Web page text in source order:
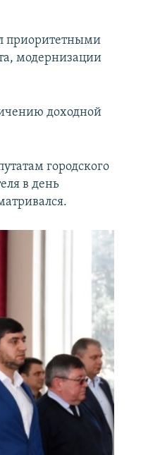
приоритетными
модернизации
доходной
городского
в день